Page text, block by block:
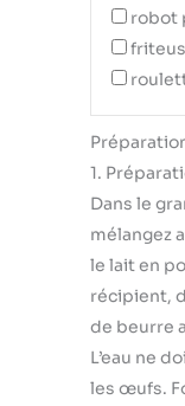
robot
1.
Dans le
mélangez
le lait en
récipient,
de beurre
L’eau ne
les œufs.